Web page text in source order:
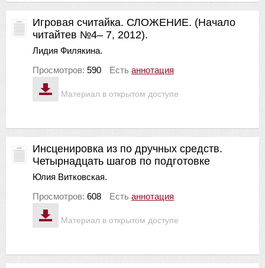
Материал в открытом доступе
Игровая считайка. СЛОЖЕНИЕ. (Начало
читайтев №4– 7, 2012).
Лидия Филякина.
Просмотров: 590 Есть аннотация
Материал в открытом доступе
Инсценировка из по дручных средств.
Четырнадцать шагов по подготовке
Юлия Витковская.
Просмотров: 608 Есть аннотация